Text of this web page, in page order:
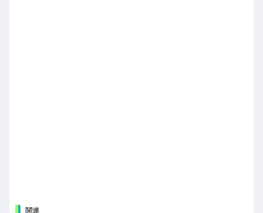
関連